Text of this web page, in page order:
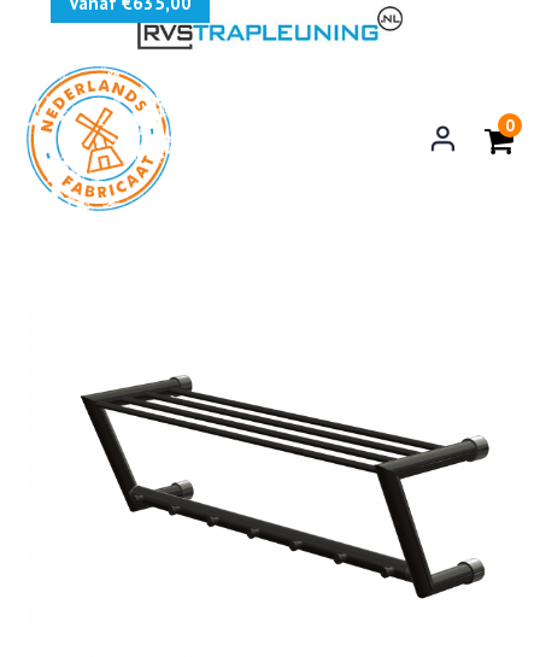
0